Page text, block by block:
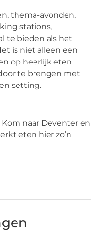
thema-avonden,
stations,
te bieden als het
is niet alleen een
op heerlijk eten
te brengen met
setting.
naar Deventer en
eten hier zo’n